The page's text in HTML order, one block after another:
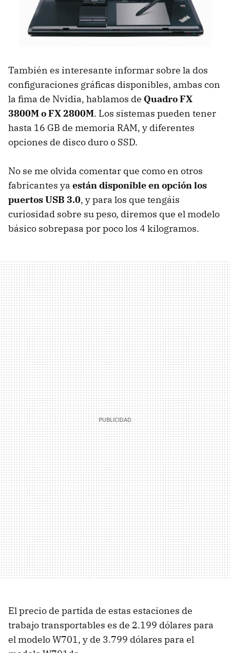
También es interesante informar sobre la dos
configuraciones gráficas disponibles, ambas con
la fima de Nvidia, hablamos de Quadro FX
3800M o FX 2800M. Los sistemas pueden tener
hasta 16 GB de memoria RAM, y diferentes
opciones de disco duro o SSD.
No se me olvida comentar que como en otros
fabricantes ya están disponible en opción los
puertosUSB 3.0, y para los que tengáis
curiosidad sobre su peso, diremos que el modelo
básico sobrepasa por poco los 4 kilogramos.
El precio de partida de estas estaciones de
trabajo transportables es de 2.199 dólares para
el modelo W701, y de 3.799 dólares para el